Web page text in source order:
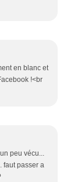
en blanc et
!<br
peu vécu...
faut passer a